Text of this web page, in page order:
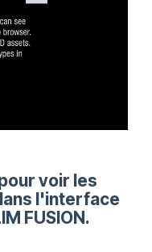
voir les
l'interface
FUSION.